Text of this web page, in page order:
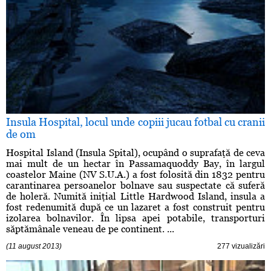
Insula Hospital, locul unde copiii jucau fotbal cu cranii
de om
Hospital Island (Insula Spital), ocupând o suprafaţă de ceva
mai mult de un hectar în Passamaquoddy Bay, în largul
coastelor Maine (NV S.U.A.) a fost folosită din 1832 pentru
carantinarea persoanelor bolnave sau suspectate că suferă
de holeră. Numită iniţial Little Hardwood Island, insula a
fost redenumită după ce un lazaret a fost construit pentru
izolarea bolnavilor. În lipsa apei potabile, transporturi
săptămânale veneau de pe continent. ...
(11 august 2013) 277 vizualizări